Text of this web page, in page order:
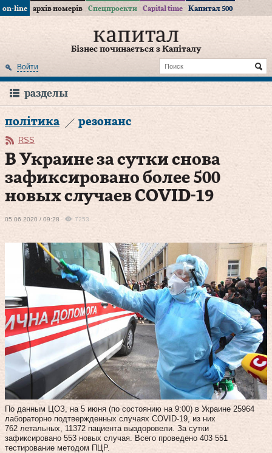
on-line архів номерів Спецпроекти Capital time Капитал 500
Бізнес починається з Капіталу
Войти
разделы
політика резонанс
RSS
В Украине за сутки снова
зафиксировано более 500
новых случаев COVID-19
05.06.2020 / 09:28 7253
По данным ЦОЗ, на 5 июня (по состоянию на 9:00) в Украине 25964
лабораторно подтвержденных случаях COVID-19, из них
762 летальных, 11372 пациента выздоровели. За сутки
зафиксировано 553 новых случая. Всего проведено 403 551
тестирование методом ПЦР.